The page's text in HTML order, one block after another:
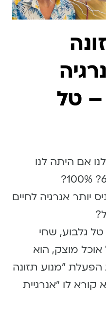
תזונה
טל
אם היתה לנו
יותר אנרגיה לחיים
גלבוע, שחי
אוכל מוצק, הוא
״מנוע תזונה
קורא לו ״אנרגיית